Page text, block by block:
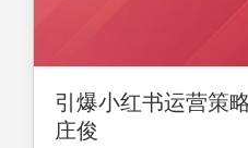
引爆小红书运营策
庄俊